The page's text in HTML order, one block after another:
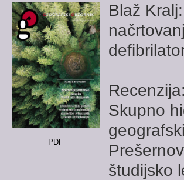
PDF
Blaž
Skupno
študijsko